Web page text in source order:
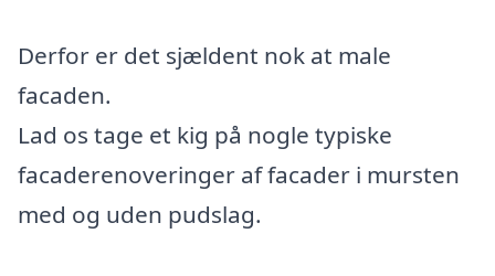
Derfor er det sjældent nok at male
facaden.
Lad os tage et kig på nogle typiske
facaderenoveringer af facader i mursten
med og uden pudslag.